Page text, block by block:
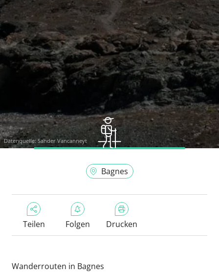
Datenquelle: Sander Vancanneyt
Bagnes
Teilen Folgen Drucken
Wanderrouten in Bagnes